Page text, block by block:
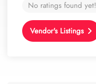
No ratings found yet!
Vendor's Listings